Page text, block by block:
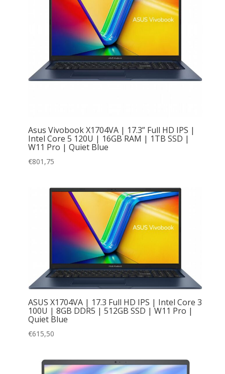
Asus Vivobook X1704VA | 17.3” Full HD IPS |
Intel Core 5 120U | 16GB RAM | 1TB SSD |
W11 Pro | Quiet Blue
€801,75
ASUS X1704VA | 17.3 Full HD IPS | Intel Core 3
100U | 8GB DDR5 | 512GB SSD | W11 Pro |
Quiet Blue
€615,50